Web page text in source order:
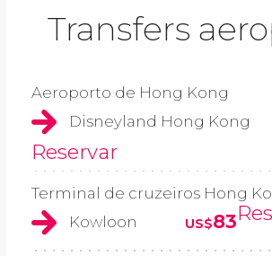
Transfers
Aeroporto de Hong Kong
Disneyland Hong Kong
Reservar
Terminal de cruzeiros Hong
Kowloon
US$83